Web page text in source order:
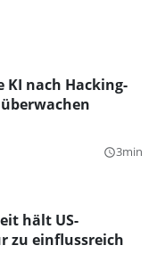
KI nach Hacking-
query_builder3min
hält US-
zu einflussreich